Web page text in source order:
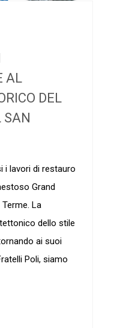
AL
DEL
SAN
i lavori di restauro
Grand
La
dello stile
ai suoi
Poli, siamo